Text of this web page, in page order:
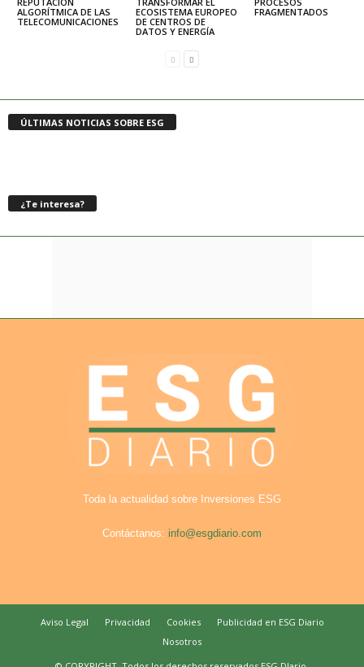
ALGORÍTMICA DE LAS
TELECOMUNICACIONES
ECOSISTEMA EUROPEO
DE CENTROS DE
DATOS Y ENERGÍA
FRAGMENTADOS
ÚLTIMAS NOTICIAS SOBRE ESG
¿Te interesa?
Toda la actualidad sobre Inversiones ESG
Contáctanos: info@esgdiario.com
Aviso Legal Privacidad Cookies
Publicidad en ESG Diario
Nosotros